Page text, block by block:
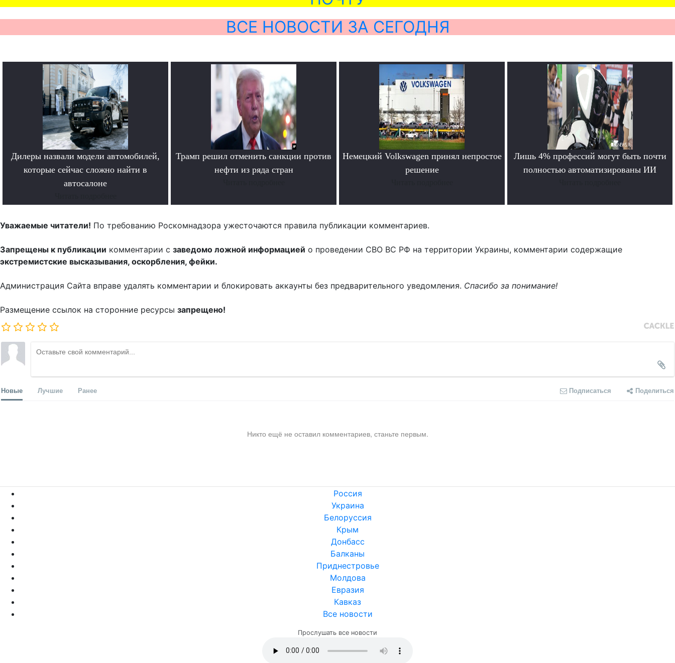
ВСЕ НОВОСТИ ЗА СЕГОДНЯ
Дилеры назвали модели автомобилей,
которые сейчас сложно найти в
автосалоне
Трамп решил отменить санкции против
нефти из ряда стран
Немецкий Volkswagen принял непростое
решение
Лишь 4% профессий могут быть почти
полностью автоматизированы ИИ
Уважаемые читатели! По требованию Роскомнадзора ужесточаются правила публикации комментариев.
Запрещены к публикации комментарии с заведомо ложной информацией о проведении СВО ВС РФ на территории Украины, комментарии содержащие
экстремистские высказывания, оскорбления, фейки.
Администрация Сайта вправе удалять комментарии и блокировать аккаунты без предварительного уведомления. Спасибо за понимание!
Размещение ссылок на сторонние ресурсы запрещено!
Новые Лучшие Ранее Подписаться Поделиться
Никто ещё не оставил комментариев, станьте первым.
Россия
Украина
Белоруссия
Крым
Донбасс
Балканы
Приднестровье
Молдова
Евразия
Кавказ
Все новости
Прослушать все новости